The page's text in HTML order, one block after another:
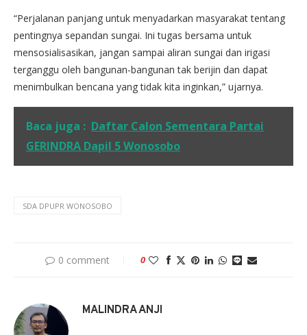
“Perjalanan panjang untuk menyadarkan masyarakat tentang
pentingnya sepandan sungai. Ini tugas bersama untuk
mensosialisasikan, jangan sampai aliran sungai dan irigasi
terganggu oleh bangunan-bangunan tak berijin dan dapat
menimbulkan bencana yang tidak kita inginkan,” ujarnya.
Baca juga : Daftar Calon Sementara Partai
GERINDRA Dapil 5 Wonosobo
SDA DPUPR WONOSOBO
0 comment 0
MALINDRA ANJI